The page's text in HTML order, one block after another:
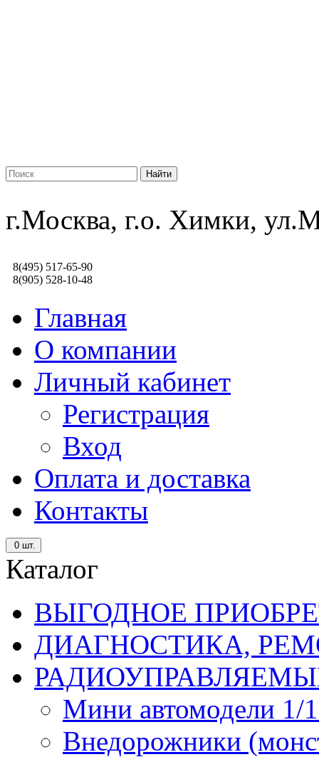
г.Москва, г.о. Химки,
8(495) 517-65-90
8(905) 528-10-48
Главная
О компании
Личный кабинет
Регистрация
Вход
Оплата и доставка
Контакты
0 шт.
Каталог
ВЫГОДНОЕ
ДИАГНОСТИКА,
Мини автомодели 1/
Внедорожники